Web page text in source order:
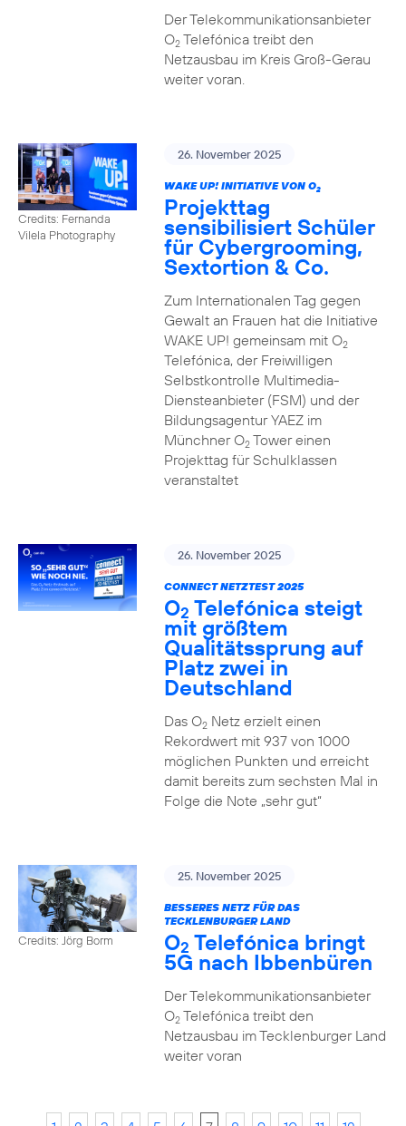
Der Telekommunikationsanbieter
O2Telefónica treibt den
Netzausbau im Kreis Groß-Gerau
weiter voran.
Credits: Fernanda
Vilela Photography
26. November 2025
WAKE UP! INITIATIVE VON O2
Projekttag
sensibilisiert Schüler
für Cybergrooming,
Sextortion & Co.
Zum Internationalen Tag gegen
Gewalt an Frauen hat die Initiative
WAKE UP! gemeinsam mit O2
Telefónica, der Freiwilligen
Selbstkontrolle Multimedia-
Diensteanbieter (FSM) und der
Bildungsagentur YAEZ im
Münchner O2Tower einen
Projekttag für Schulklassen
veranstaltet
26. November 2025
CONNECT NETZTEST 2025
O2 Telefónica steigt
mit größtem
Qualitätssprung auf
Platz zwei in
Deutschland
Das O2Netz erzielt einen
Rekordwert mit 937 von 1000
möglichen Punkten und erreicht
damit bereits zum sechsten Mal in
Folge die Note „sehr gut“
Credits: Jörg Borm
25. November 2025
BESSERES NETZ FÜR DAS
TECKLENBURGER LAND
O2 Telefónica bringt
5G nach Ibbenbüren
Der Telekommunikationsanbieter
O2Telefónica treibt den
Netzausbau im Tecklenburger Land
weiter voran